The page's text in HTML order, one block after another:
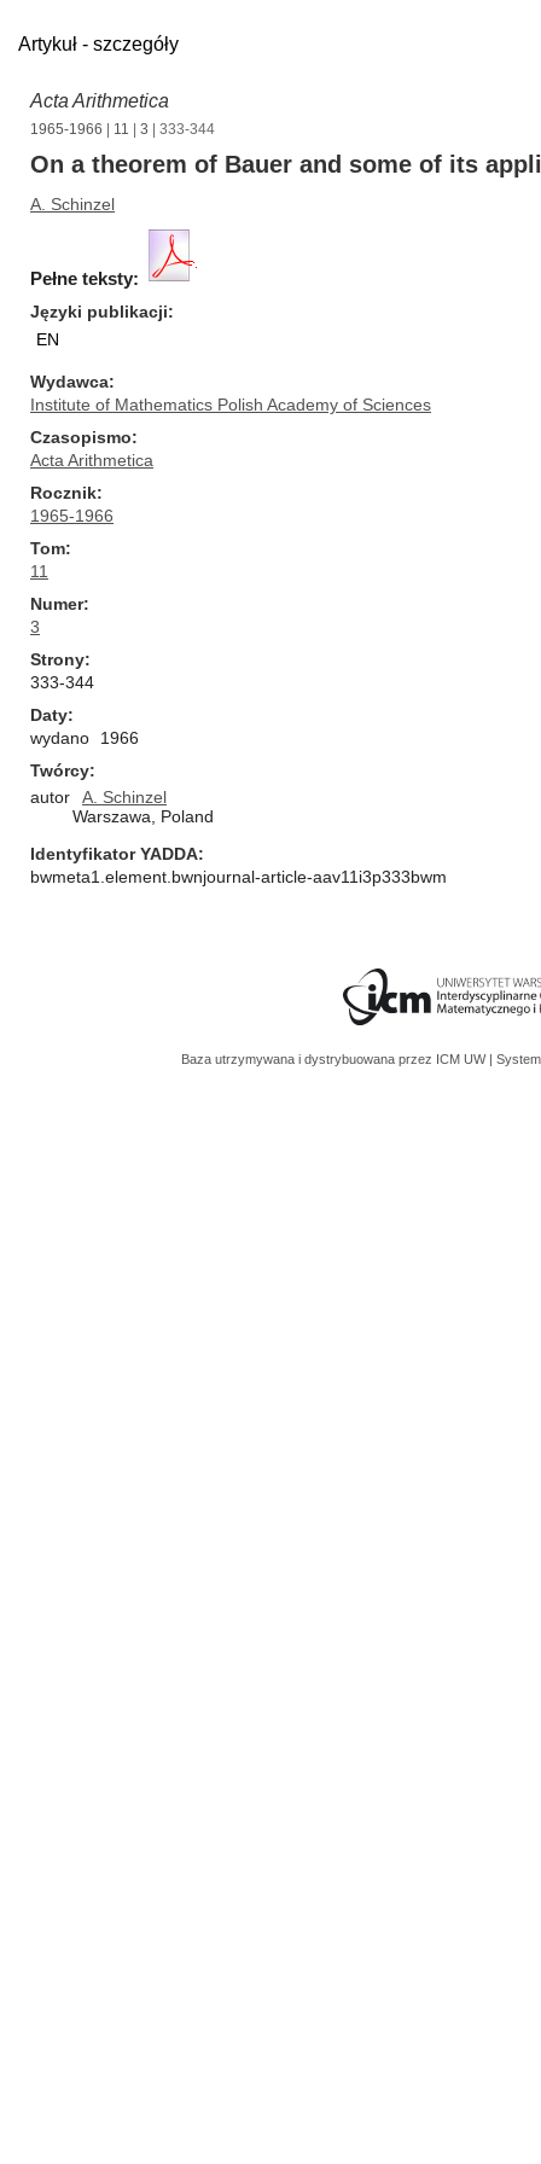
Artykuł - szczegóły
Acta Arithmetica
1965-1966 11 3 | 333-344
On a theorem of Bauer and some of its
A. Schinzel
Pełne teksty:
Języki publikacji
EN
Wydawca
Institute of Mathematics Polish Academy of Sciences
Czasopismo
Acta Arithmetica
Rocznik
1965-1966
Tom
11
Numer
3
Strony
333-344
Daty
wydano
1966
Twórcy
autor
A. Schinzel
Warszawa, Poland
Identyfikator YADDA
bwmeta1.element.bwnjournal-article-aav11i3p333bwm
Baza utrzymywana i dystrybuowana przez ICM UW |